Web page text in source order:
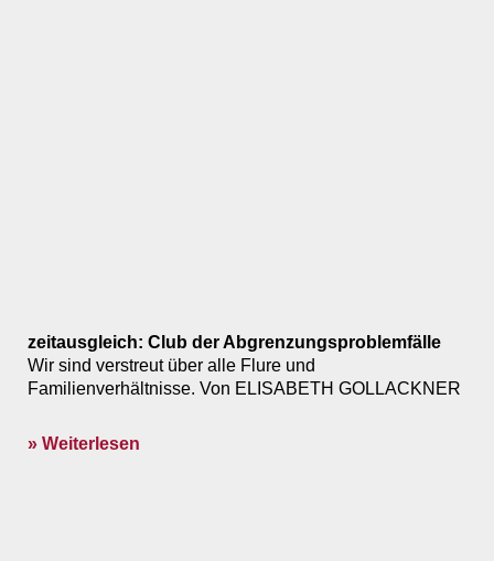
zeitausgleich: Club der Abgrenzungsproblemfälle
Wir sind verstreut über alle Flure und
Familienverhältnisse. Von ELISABETH GOLLACKNER
» Weiterlesen